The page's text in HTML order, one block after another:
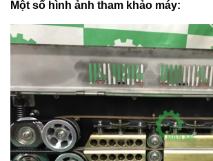
Một số hình ảnh tham khảo máy: